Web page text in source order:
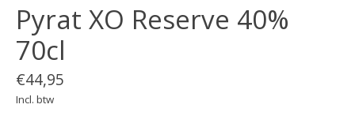
Pyrat XO Reserve 40%
70cl
€44,95
Incl. btw